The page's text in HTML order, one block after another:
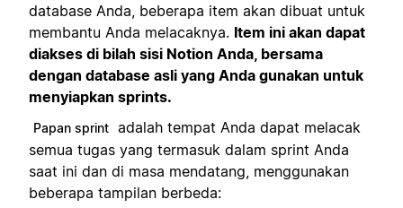
database Anda, beberapa item akan dibuat untuk
membantu Anda melacaknya. Item ini akan dapat
diakses di bilah sisi Notion Anda, bersama
dengan database asli yang Anda gunakan untuk
menyiapkan sprints.
Papan sprint adalah tempat Anda dapat melacak
semua tugas yang termasuk dalam sprint Anda
saat ini dan di masa mendatang, menggunakan
beberapa tampilan berbeda: